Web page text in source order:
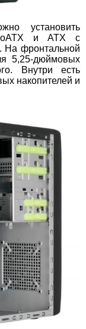
установить
и ATX с
На фронтальной
5,25-дюймовых
Внутри есть
накопителей и